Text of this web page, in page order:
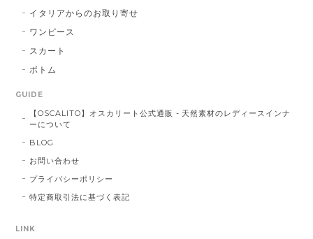
イタリアからのお取り寄せ
ワンピース
スカート
ボトム
GUIDE
【OSCALITO】オスカリート公式通販 - 天然素材のレディースインナ
ーについて
BLOG
お問い合わせ
プライバシーポリシー
特定商取引法に基づく表記
LINK